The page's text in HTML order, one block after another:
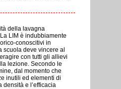
della lavagna
LIM è indubbiamente
conoscitivi in
deve vincere al
con tutti gli allievi
lezione. Secondo le
dal momento che
inutili ed elementi di
e l’efficacia